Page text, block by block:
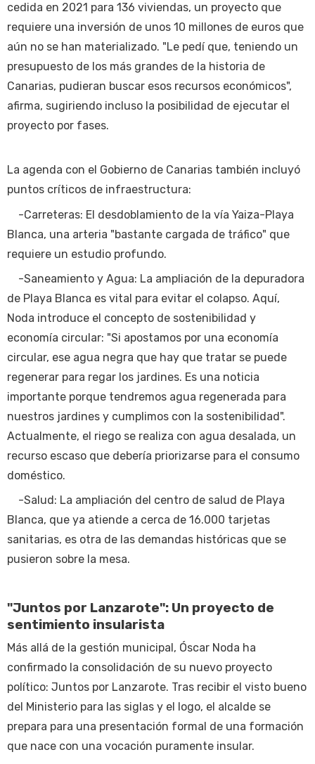
cedida en 2021 para 136 viviendas, un proyecto que
requiere una inversión de unos 10 millones de euros que
aún no se han materializado. "Le pedí que, teniendo un
presupuesto de los más grandes de la historia de
Canarias, pudieran buscar esos recursos económicos",
afirma, sugiriendo incluso la posibilidad de ejecutar el
proyecto por fases.
La agenda con el Gobierno de Canarias también incluyó
puntos críticos de infraestructura:
-Carreteras: El desdoblamiento de la vía Yaiza-Playa
Blanca, una arteria "bastante cargada de tráfico" que
requiere un estudio profundo.
-Saneamiento y Agua: La ampliación de la depuradora
de Playa Blanca es vital para evitar el colapso. Aquí,
Noda introduce el concepto de sostenibilidad y
economía circular: "Si apostamos por una economía
circular, ese agua negra que hay que tratar se puede
regenerar para regar los jardines. Es una noticia
importante porque tendremos agua regenerada para
nuestros jardines y cumplimos con la sostenibilidad".
Actualmente, el riego se realiza con agua desalada, un
recurso escaso que debería priorizarse para el consumo
doméstico.
-Salud: La ampliación del centro de salud de Playa
Blanca, que ya atiende a cerca de 16.000 tarjetas
sanitarias, es otra de las demandas históricas que se
pusieron sobre la mesa.
"Juntos por Lanzarote": Un proyecto de
sentimiento insularista
Más allá de la gestión municipal, Óscar Noda ha
confirmado la consolidación de su nuevo proyecto
político: Juntos por Lanzarote. Tras recibir el visto bueno
del Ministerio para las siglas y el logo, el alcalde se
prepara para una presentación formal de una formación
que nace con una vocación puramente insular.